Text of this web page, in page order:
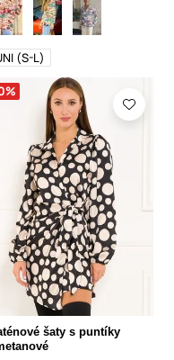
(S-L)
šaty s puntíky